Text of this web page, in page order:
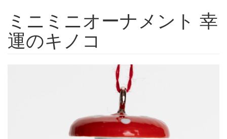
ミニミニオーナメント 幸
運のキノコ